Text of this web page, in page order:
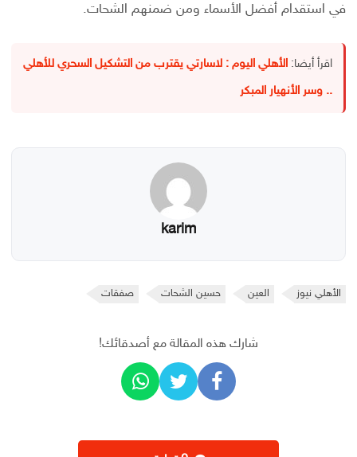
في استقدام أفضل الأسماء ومن ضمنهم الشحات.
اقرأ أيضا: الأهلي اليوم : لاسارتي يقترب من التشكيل السحري للأهلي
.. وسر الأنهيار المبكر
karim
الأهلي نيوز العين حسين الشحات صفقات
شارك هذه المقالة مع أصدقائك!